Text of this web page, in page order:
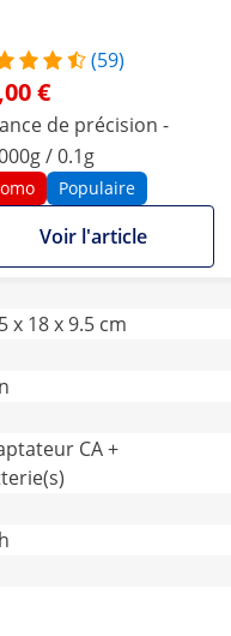
(59)
€
de précision -
/ 0.1g
Populaire
Voir l'article
x 18 x 9.5 cm
CA +